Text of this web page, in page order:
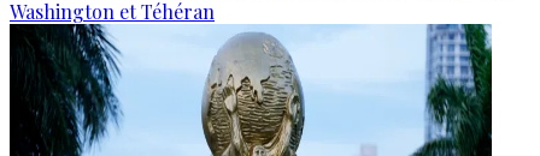
Washington et Téhéran